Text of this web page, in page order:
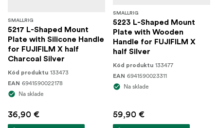
SMALLRIG
5217 L-Shaped Mount
Plate with Silicone Handle
for FUJIFILM X half
Charcoal Silver
Kód produktu 133473
EAN 6941590022178
Na sklade
36,90 €
SMALLRIG
5223 L-Shaped Mount
Plate with Wooden
Handle for FUJIFILM X
half Silver
Kód produktu 133477
EAN 6941590023311
Na sklade
59,90 €